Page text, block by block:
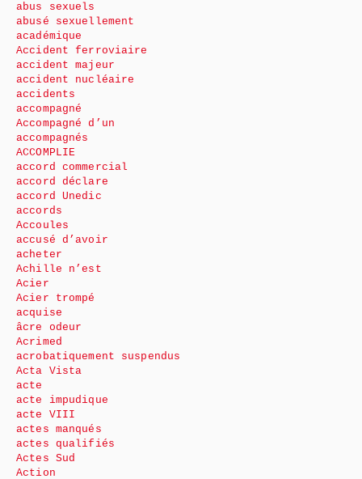
abus sexuels
abusé sexuellement
académique
Accident ferroviaire
accident majeur
accident nucléaire
accidents
accompagné
Accompagné d’un
accompagnés
ACCOMPLIE
accord commercial
accord déclare
accord Unedic
accords
Accoules
accusé d’avoir
acheter
Achille n’est
Acier
Acier trompé
acquise
âcre odeur
Acrimed
acrobatiquement suspendus
Acta Vista
acte
acte impudique
acte VIII
actes manqués
actes qualifiés
Actes Sud
Action